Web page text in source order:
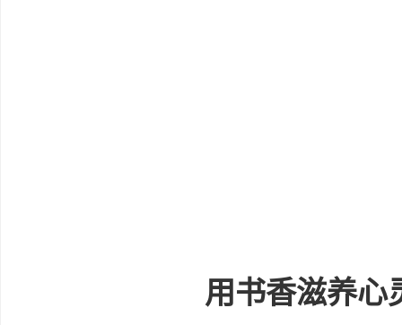
用书香滋养心